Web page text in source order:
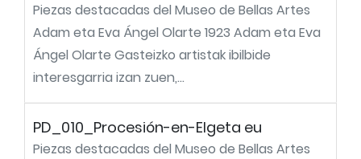
Piezas destacadas del Museo de Bellas Artes
Adam eta Eva Ángel Olarte 1923 Adam eta Eva
Ángel Olarte Gasteizko artistak ibilbide
interesgarria izan zuen,...
PD_010_Procesión-en-Elgeta eu
Piezas destacadas del Museo de Bellas Artes